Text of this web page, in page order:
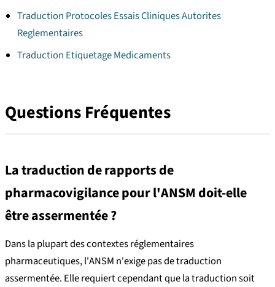
Traduction Protocoles Essais Cliniques Autorites
Reglementaires
Traduction Etiquetage Medicaments
Questions Fréquentes
La traduction de rapports de
pharmacovigilance pour l'ANSM doit-elle
être assermentée ?
Dans la plupart des contextes réglementaires
pharmaceutiques, l'ANSM n'exige pas de traduction
assermentée. Elle requiert cependant que la traduction soit